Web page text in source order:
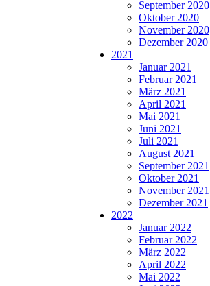
September 2020
Oktober 2020
November 2020
Dezember 2020
2021
Januar 2021
Februar 2021
März 2021
April 2021
Mai 2021
Juni 2021
Juli 2021
August 2021
September 2021
Oktober 2021
November 2021
Dezember 2021
2022
Januar 2022
Februar 2022
März 2022
April 2022
Mai 2022